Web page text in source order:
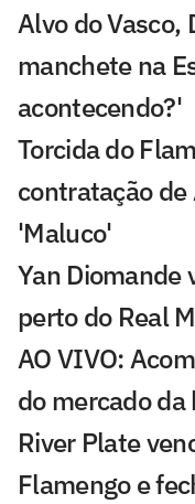
Alvo do Vasco,
manchete na
acontecendo?'
Torcida do
contratação de
'Maluco'
Yan Diomande
perto do Real
AO VIVO:
do mercado
River Plate
Flamengo e